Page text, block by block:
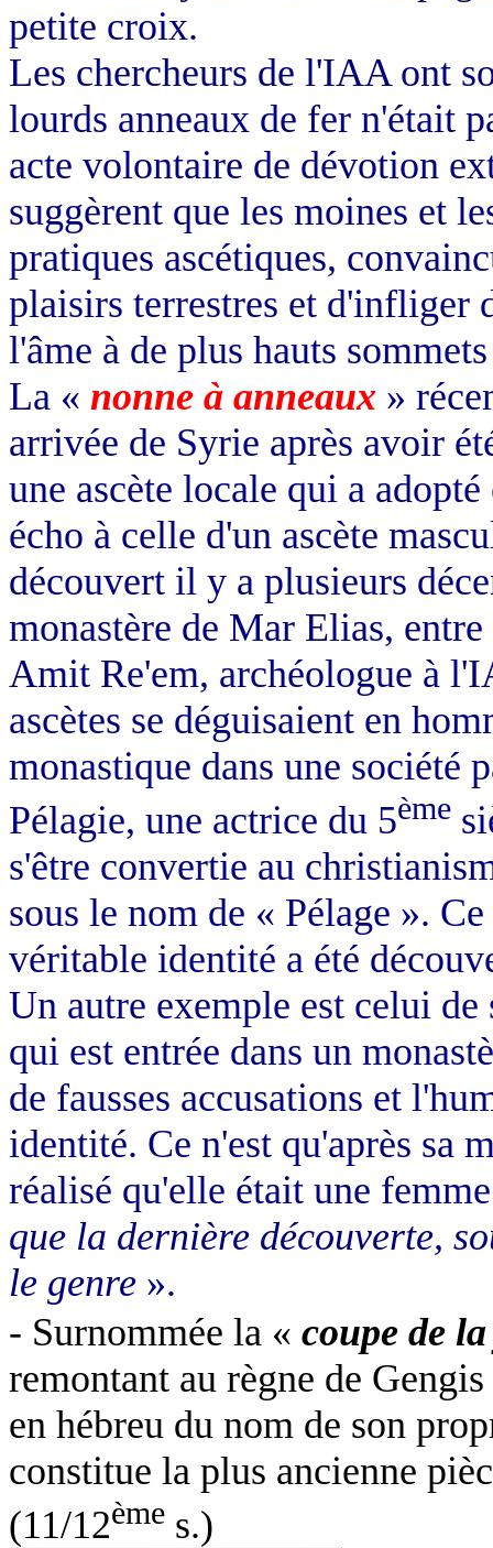
petite croix.
Les chercheurs de l'IAA ont
lourds anneaux de fer n'était
acte volontaire de dévotion
suggèrent que les moines et
pratiques ascétiques,
plaisirs terrestres et d'infliger
l'âme à de plus hauts
La « nonne à anneaux »
arrivée de Syrie après avoir
une ascète locale qui a
écho à celle d'un ascète
découvert il y a plusieurs
monastère de Mar Elias,
Amit Re'em, archéologue à
ascètes se déguisaient en
monastique dans une société
Pélagie, une actrice du 5ème
s'être convertie au
sous le nom de « Pélage ».
véritable identité a été
Un autre exemple est celui
qui est entrée dans un
de fausses accusations et
identité. Ce n'est qu'après sa
réalisé qu'elle était une
que la dernière découverte,
le genre ».
- Surnommée la « coupe de
remontant au règne de
en hébreu du nom de son
constitue la plus ancienne
(11/12ème s.)